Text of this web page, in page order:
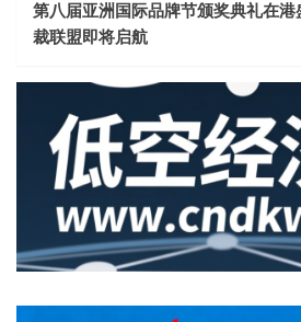
第八届亚洲国际品牌节颁奖典礼在港
裁联盟即将启航